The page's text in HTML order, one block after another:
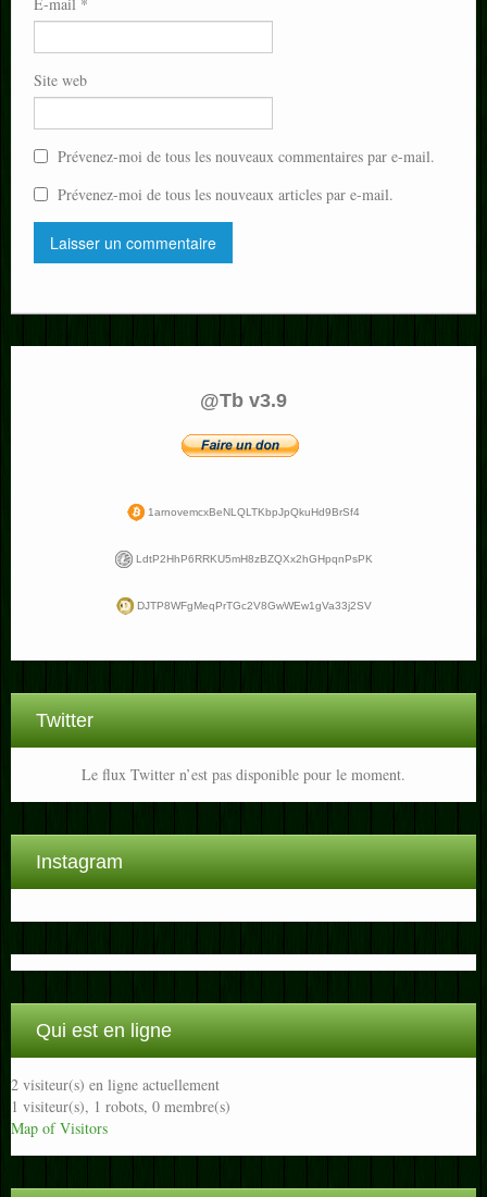
Site web
Prévenez-moi de tous les nouveaux commentaires par e-mail.
Prévenez-moi de tous les nouveaux articles par e-mail.
@Tb v3.9
1arnovemcxBeNLQLTKbpJpQkuHd9BrSf4
LdtP2HhP6RRKU5mH8zBZQXx2hGHpqnPsPK
DJTP8WFgMeqPrTGc2V8GwWEw1gVa33j2SV
Twitter
Le flux Twitter n’est pas disponible pour le moment.
Instagram
Qui est en ligne
2 visiteur(s) en ligne actuellement
1 visiteur(s), 1 robots, 0 membre(s)
Map of Visitors